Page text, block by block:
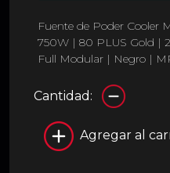
Fuente de Poder Cooler
750W | 80 PLUS Gold |
Full Modular | Negro |
Cantidad:
Agregar al